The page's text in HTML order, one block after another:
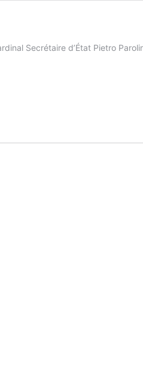
Secrétaire d’État Pietro